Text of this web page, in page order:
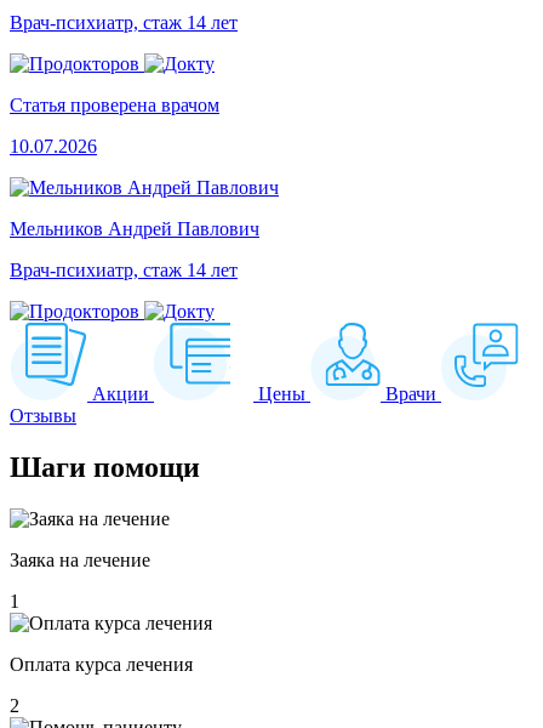
Врач-психиатр, стаж 14 лет
Статья проверена врачом
10.07.2026
Мельников Андрей Павлович
Врач-психиатр, стаж 14 лет
Акции Цены
Врачи
Отзывы
Шаги помощи
Заяка на лечение
1
Оплата курса лечения
2